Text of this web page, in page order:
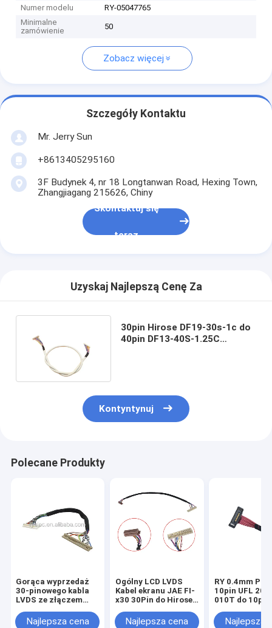
Numer modelu
RY-05047765
Minimalne
zamówienie
50
Zobacz więcej
Szczegóły Kontaktu
Mr. Jerry Sun
+8613405295160
3F Budynek 4, nr 18 Longtanwan Road, Hexing Town,
Zhangjiagang 215626, Chiny
Skontaktuj się
teraz
Uzyskaj Najlepszą Cenę Za
30pin Hirose DF19-30s-1c do
40pin DF13-40S-1.25C
Kontyntynuj
Polecane Produkty
Gorąca wyprzedaż
30-pinowego kabla
LVDS ze złączem
wiązki przewodów
Najlepsza cena
Ogólny LCD LVDS
Kabel ekranu JAE FI-
x30 30Pin do Hirose
20276 Drut osłonowy
Najlepsza cena
RY 0.4mm
10pin UFL
010T do 10pin
Micro Coax
Najlepsza